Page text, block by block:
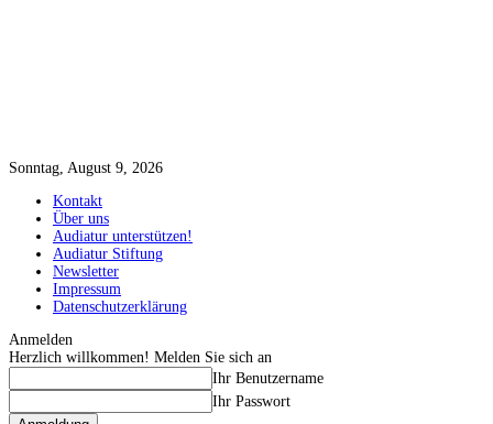
Sonntag, August 9, 2026
Kontakt
Über uns
Audiatur unterstützen!
Audiatur Stiftung
Newsletter
Impressum
Datenschutzerklärung
Anmelden
Herzlich willkommen! Melden Sie sich an
Ihr Benutzername
Ihr Passwort